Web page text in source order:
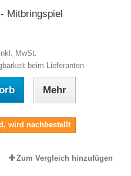
Mitbringspiel
inkl. MwSt.
beim Lieferanten
Mehr
wird nachbestellt
Zum Vergleich hinzufügen